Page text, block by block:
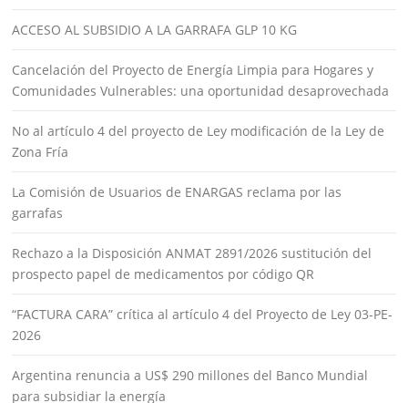
ACCESO AL SUBSIDIO A LA GARRAFA GLP 10 KG
Cancelación del Proyecto de Energía Limpia para Hogares y
Comunidades Vulnerables: una oportunidad desaprovechada
No al artículo 4 del proyecto de Ley modificación de la Ley de
Zona Fría
La Comisión de Usuarios de ENARGAS reclama por las
garrafas
Rechazo a la Disposición ANMAT 2891/2026 sustitución del
prospecto papel de medicamentos por código QR
“FACTURA CARA” crítica al artículo 4 del Proyecto de Ley 03-PE-
2026
Argentina renuncia a US$ 290 millones del Banco Mundial
para subsidiar la energía